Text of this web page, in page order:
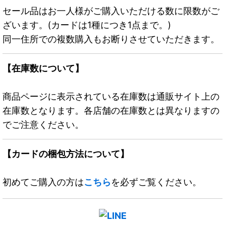
セール品はお一人様がご購入いただける数に限数がご
ざいます。(カードは1種につき1点まで。)
同一住所での複数購入もお断りさせていただきます。
【在庫数について】
商品ページに表示されている在庫数は通販サイト上の
在庫数となります。各店舗の在庫数とは異なりますの
でご注意ください。
【カードの梱包方法について】
初めてご購入の方はこちらを必ずご覧ください。